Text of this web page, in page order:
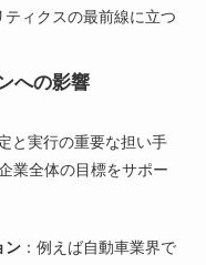
ィクスの最前線に立つ
への影響
と実行の重要な担い手
業全体の目標をサポー
ン ：例えば自動車業界で